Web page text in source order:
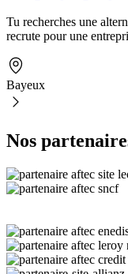
Tu recherches une
recrute pour une
Bayeux
Nos